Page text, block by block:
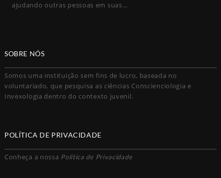
ajudando outras pessoas em suas…
SOBRE NÓS
Somos uma instituição sem fins de lucro, baseada no
voluntariado, que pesquisa as ciências Conscienciologia e
Invexologia dentro do contexto juvenil.
POLÍTICA DE PRIVACIDADE
Conheça a nossa Política de Privacidade